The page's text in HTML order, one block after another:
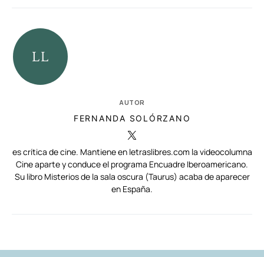
AUTOR
FERNANDA SOLÓRZANO
es crítica de cine. Mantiene en letraslibres.com la videocolumna
Cine aparte y conduce el programa Encuadre Iberoamericano.
Su libro Misterios de la sala oscura (Taurus) acaba de aparecer
en España.